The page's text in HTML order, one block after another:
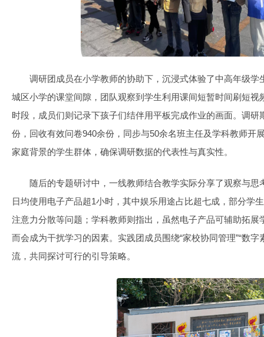
调研团成员在小学教师的协助下，沉浸式体验了中高年级
城区小学的课堂间隙，团队观察到学生利用课间短暂时间刷短
时段，成员们则记录下孩子们结伴用平板完成作业的画面。调研
份，回收有效问卷940余份，同步与50余名班主任及学科教师开
家庭背景的学生群体，确保调研数据的代表性与真实性。
随后的专题研讨中，一线教师结合教学实际分享了观察与
日均使用电子产品超1小时，其中娱乐用途占比超七成，部分学
注意力分散等问题；学科教师则指出，虽然电子产品可辅助拓
而会成为干扰学习的因素。实践团成员围绕“家校协同管理”“数
流，共同探讨可行的引导策略。